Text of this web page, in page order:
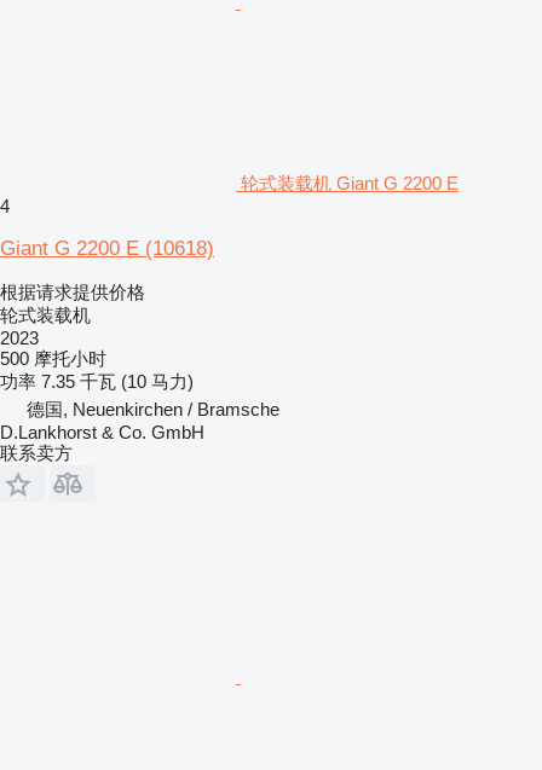
轮式装载机 Giant G 2200 E
4
Giant G 2200 E (10618)
根据请求提供价格
轮式装载机
2023
500 摩托小时
功率 7.35 千瓦 (10 马力)
德国, Neuenkirchen / Bramsche
D.Lankhorst & Co. GmbH
联系卖方